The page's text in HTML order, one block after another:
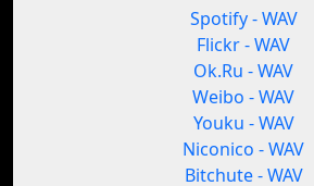
Spotify - WAV
Flickr - WAV
Ok.Ru - WAV
Weibo - WAV
Youku - WAV
Niconico - WAV
Bitchute - WAV